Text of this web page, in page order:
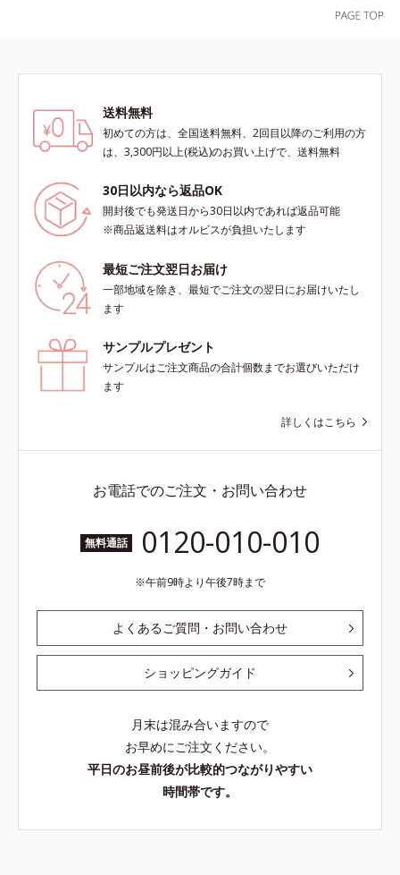
指します。マスクシートにもこだわ
りました。引き上げるのに最適なオ
ルビスオリジナル形状のV字アタッ
チメントで、たるみエリアをダイレ
クトにケア(*7)。ストレッチ性の高
いシートが肌にピタッと密着し、む
くみにアプローチ(*7)します。新発
想(*8)のスキンVウェアで、日々の
スとの新しい付き合い方を、オルビ
スが提案します。*1 肌の乾燥、キ
メの乱れ*2 2019年9月実施 グルー
後半：3人、30代前半：1人、30代
後半：4人、40代前半：1人）*3 肌
の乾燥によるくすみ、キメの乱れを
シルヘスペリジン*6 肌にうるおい
とハリを与える植物性保湿成分＝ゲ
る*8 オルビス内
送料無料
初めての方は、全国送料無料、2回目以降のご利用の方
は、3,300円以上(税込)のお買い上げで、送料無料
30日以内なら返品OK
開封後でも発送日から30日以内であれば返品可能
※商品返送料はオルビスが負担いたします
最短ご注文翌日お届け
一部地域を除き、最短でご注文の翌日にお届けいたし
ます
サンプルプレゼント
サンプルはご注文商品の合計個数までお選びいただけ
ます
詳しくはこちら
お電話でのご注文・お問い合わせ
無料通話 0120-010-010
午前9時より午後7時まで
よくあるご質問・お問い合わせ
ショッピングガイド
月末は混み合いますので
お早めにご注文ください。
平日のお昼前後が比較的つながりやすい
時間帯です。